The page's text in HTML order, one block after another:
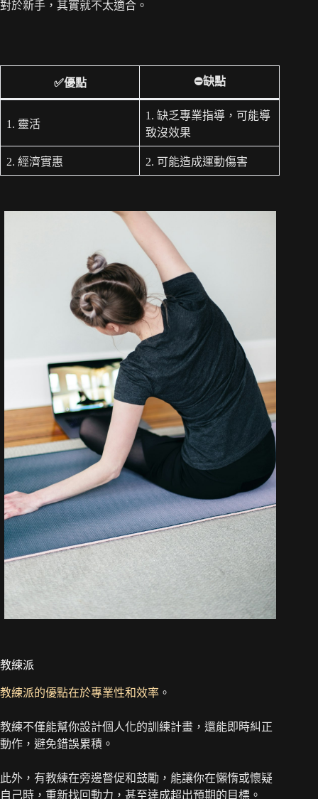
對於新手，其實就不太適合。
✅優點 ⛔缺點
1. 靈活
1. 缺乏專業指導，可能導
致沒效果
2. 經濟實惠 2. 可能造成運動傷害
教練派
教練派的優點在於專業性和效率 。
教練不僅能幫你設計個人化的訓練計畫，還能即時糾正
動作，避免錯誤累積。
此外，有教練在旁邊督促和鼓勵，能讓你在懶惰或懷疑
自己時，重新找回動力，甚至達成超出預期的目標。